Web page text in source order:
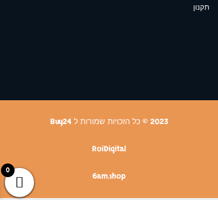
תקנון
2023 © כל הזכויות שמורות ל Buy24
RoiDigital
6am.shop
0